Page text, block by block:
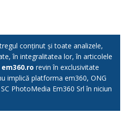
conținut și toate analizele,
în integralitatea lor, în articolele
em360.ro revin în exclusivitate
implică platforma em360, ONG
PhotoMedia Em360 Srl în niciun